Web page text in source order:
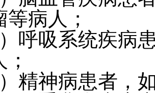
等病人；
）呼吸系统疾病
）精神病患者，